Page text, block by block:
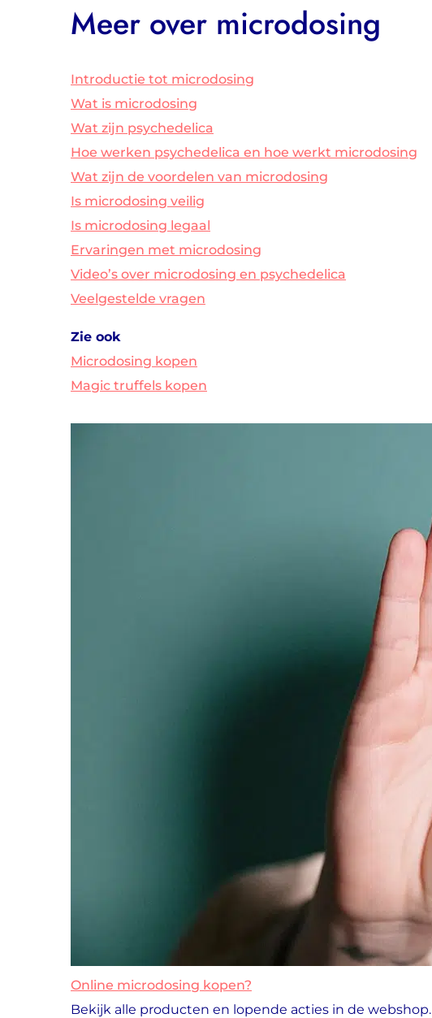
Meer over microdosing
Introductie tot microdosing
Wat is microdosing
Wat zijn psychedelica
Hoe werken psychedelica en hoe werkt microdosing
Wat zijn de voordelen van microdosing
Is microdosing veilig
Is microdosing legaal
Ervaringen met microdosing
Video’s over microdosing en psychedelica
Veelgestelde vragen
Zie ook
Microdosing kopen
Magic truffels kopen
Online microdosing kopen?
Bekijk alle producten en lopende acties in de webshop.